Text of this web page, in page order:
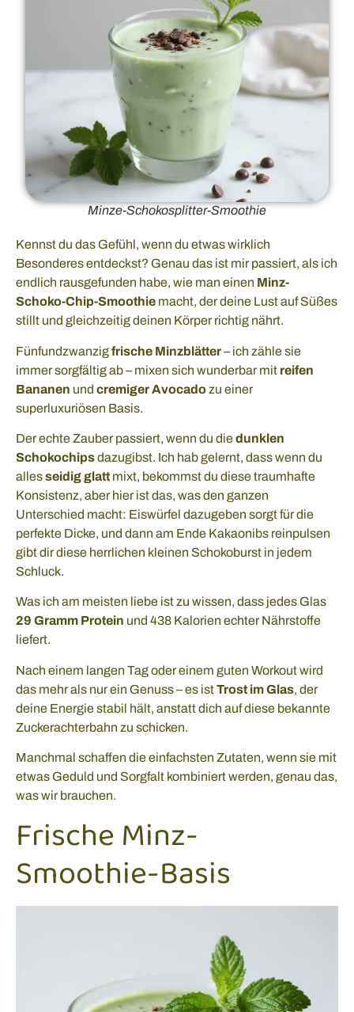
Minze-Schokosplitter-Smoothie
Kennst du das Gefühl, wenn du etwas wirklich
Besonderes entdeckst? Genau das ist mir passiert, als ich
endlich rausgefunden habe, wie man einen Minz-
Schoko-Chip-Smoothie macht, der deine Lust auf Süßes
stillt und gleichzeitig deinen Körper richtig nährt.
Fünfundzwanzigfrische Minzblätter– ich zähle sie
immer sorgfältig ab – mixen sich wunderbar mit reifen
Bananen und cremiger Avocadozu einer
superluxuriösen Basis.
Der echte Zauber passiert, wenn du diedunklen
Schokochipsdazugibst. Ich hab gelernt, dass wenn du
allesseidig glatt mixt, bekommst du diese traumhafte
Konsistenz, aber hier ist das, was den ganzen
Unterschied macht: Eiswürfel dazugeben sorgt für die
perfekte Dicke, und dann am Ende Kakaonibs reinpulsen
gibt dir diese herrlichen kleinen Schokoburst in jedem
Schluck.
Was ich am meisten liebe ist zu wissen, dass jedes Glas
29 Gramm Protein und 438 Kalorien echter Nährstoffe
liefert.
Nach einem langen Tag oder einem guten Workout wird
das mehr als nur ein Genuss – es istTrost im Glas, der
deine Energie stabil hält, anstatt dich auf diese bekannte
Zuckerachterbahn zu schicken.
Manchmal schaffen die einfachsten Zutaten, wenn sie mit
etwas Geduld und Sorgfalt kombiniert werden, genau das,
was wir brauchen.
Frische Minz-
Smoothie-Basis